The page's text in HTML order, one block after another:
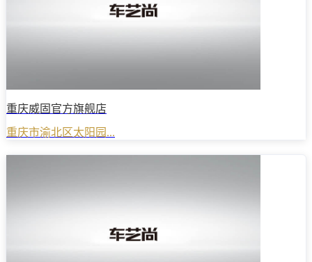
重庆威固官方旗舰店
重庆市渝北区太阳园...